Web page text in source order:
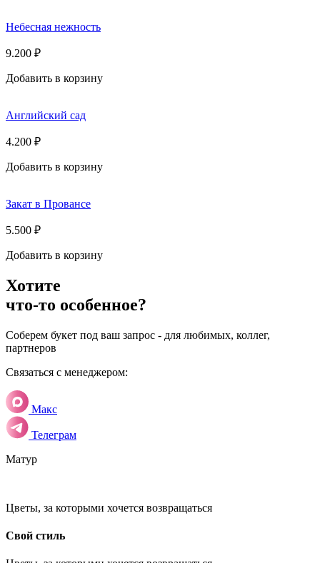
Небесная нежность
9.200 ₽
Добавить в корзину
Английский сад
4.200 ₽
Добавить в корзину
Закат в Провансе
5.500 ₽
Добавить в корзину
Хотите
что-то особенное?
Соберем букет под ваш запрос - для любимых, коллег,
партнеров
Связаться с менеджером:
Макс
Телеграм
Матур
Цветы, за которыми хочется возвращаться
Свой стиль